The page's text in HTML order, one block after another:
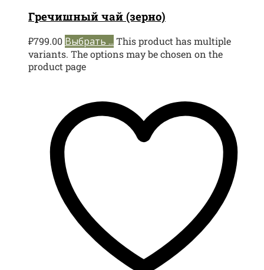
Гречишный чай (зерно)
₽799.00 Выбрать ... This product has multiple
variants. The options may be chosen on the
product page